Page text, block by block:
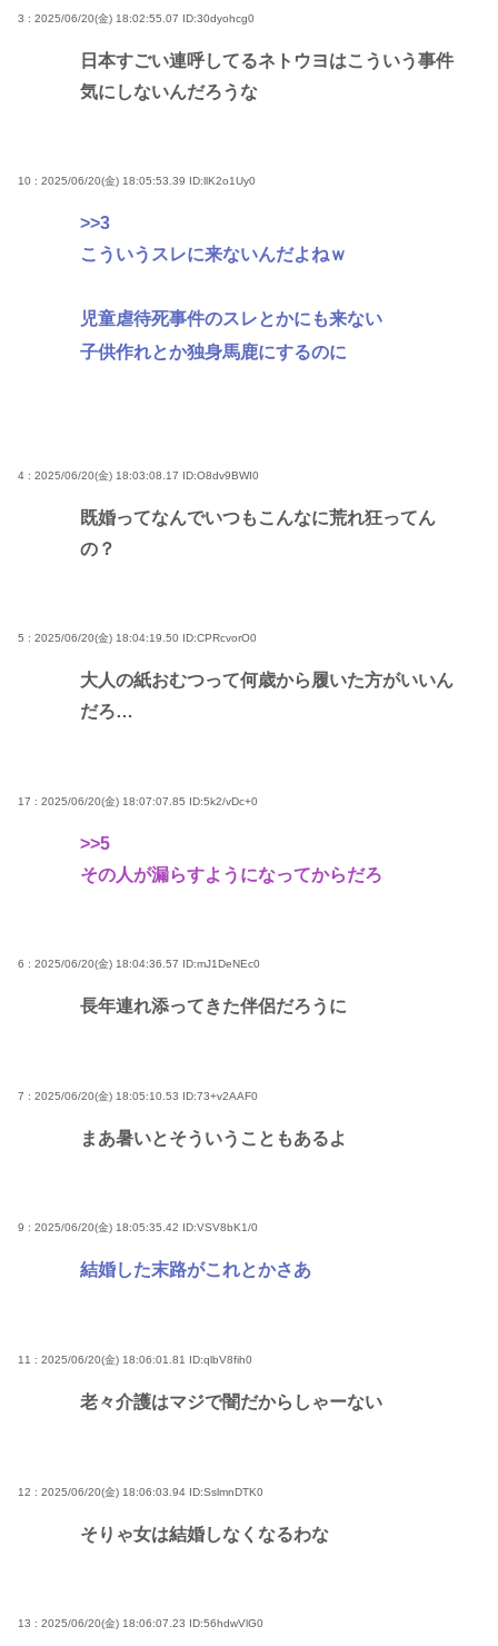
3 : 2025/06/20(金) 18:02:55.07 ID:30dyohcg0
日本すごい連呼してるネトウヨはこういう事件
気にしないんだろうな
10 : 2025/06/20(金) 18:05:53.39 ID:llK2o1Uy0
>>3
こういうスレに来ないんだよねｗ
児童虐待死事件のスレとかにも来ない
子供作れとか独身馬鹿にするのに
4 : 2025/06/20(金) 18:03:08.17 ID:O8dv9BWI0
既婚ってなんでいつもこんなに荒れ狂ってん
の？
5 : 2025/06/20(金) 18:04:19.50 ID:CPRcvorO0
大人の紙おむつって何歳から履いた方がいいん
だろ…
17 : 2025/06/20(金) 18:07:07.85 ID:5k2/vDc+0
>>5
その人が漏らすようになってからだろ
6 : 2025/06/20(金) 18:04:36.57 ID:mJ1DeNEc0
長年連れ添ってきた伴侶だろうに
7 : 2025/06/20(金) 18:05:10.53 ID:73+v2AAF0
まあ暑いとそういうこともあるよ
9 : 2025/06/20(金) 18:05:35.42 ID:VSV8bK1/0
結婚した末路がこれとかさあ
11 : 2025/06/20(金) 18:06:01.81 ID:qlbV8fih0
老々介護はマジで闇だからしゃーない
12 : 2025/06/20(金) 18:06:03.94 ID:SslmnDTK0
そりゃ女は結婚しなくなるわな
13 : 2025/06/20(金) 18:06:07.23 ID:56hdwVlG0